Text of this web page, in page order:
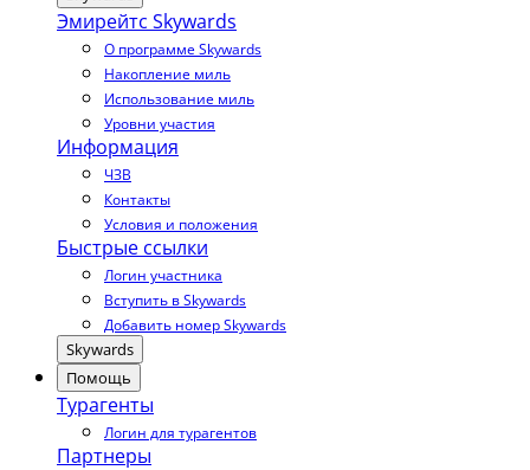
Эмирейтс Skywards
О программе Skywards
Накопление миль
Использование миль
Уровни участия
Информация
ЧЗВ
Контакты
Условия и положения
Быстрые ссылки
Логин участника
Вступить в Skywards
Добавить номер Skywards
Skywards
Помощь
Турагенты
Логин для турагентов
Партнеры